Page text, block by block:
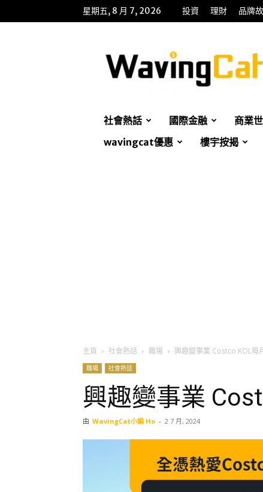
星期五, 8 月 7, 2026 投資 理財 品牌
招
財
貓
社會熱話 國際金融 商業
wavingcat優惠
樓宇按揭
主頁 社會熱話 職場 興趣變事業 Costco KOL每
職場 社會熱話
興趣變事業
由 WavingCat小編 Ho - 2 7 月, 2024